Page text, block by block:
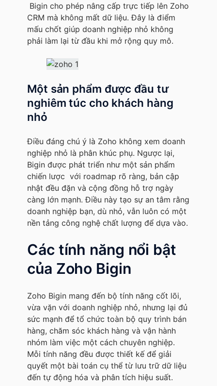
Bigin cho phép nâng cấp trực tiếp lên Zoho
CRM mà không mất dữ liệu. Đây là điểm
mấu chốt giúp doanh nghiệp nhỏ không
phải làm lại từ đầu khi mở rộng quy mô.
Một sản phẩm được đầu tư
nghiêm túc cho khách hàng
nhỏ
Điều đáng chú ý là Zoho không xem doanh
nghiệp nhỏ là phân khúc phụ. Ngược lại,
Bigin được phát triển như một sản phẩm
chiến lược với roadmap rõ ràng, bản cập
nhật đều đặn và cộng đồng hỗ trợ ngày
càng lớn mạnh. Điều này tạo sự an tâm rằng
doanh nghiệp bạn, dù nhỏ, vẫn luôn có một
nền tảng công nghệ chất lượng để dựa vào.
Các tính năng nổi bật
của Zoho Bigin
Zoho Bigin mang đến bộ tính năng cốt lõi,
vừa vặn với doanh nghiệp nhỏ, nhưng lại đủ
sức mạnh để tổ chức toàn bộ quy trình bán
hàng, chăm sóc khách hàng và vận hành
nhóm làm việc một cách chuyên nghiệp.
Mỗi tính năng đều được thiết kế để giải
quyết một bài toán cụ thể từ lưu trữ dữ liệu
đến tự động hóa và phân tích hiệu suất.